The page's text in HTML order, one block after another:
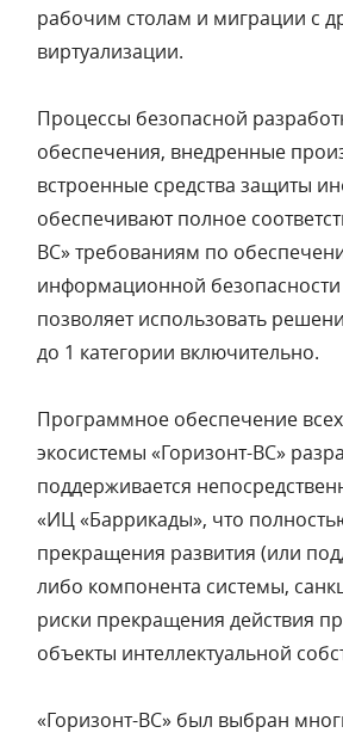
рабочим столам и миграции с
виртуализации.
Процессы безопасной
обеспечения, внедренные
встроенные средства защиты
обеспечивают полное
ВС» требованиям по
информационной
позволяет использовать
до 1 категории включительно.
Программное обеспечение
экосистемы «Горизонт-ВС»
поддерживается
«ИЦ «Баррикады», что
прекращения развития (или
либо компонента системы,
риски прекращения действия
объекты интеллектуальной
«Горизонт-ВС» был выбран